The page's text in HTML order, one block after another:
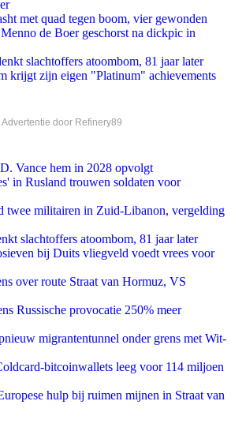
met quad tegen boom, vier gewonden
de Boer geschorst na dickpic in
slachtoffers atoombom, 81 jaar later
krijgt zijn eigen "Platinum" achievements
door Refinery89
Vance hem in 2028 opvolgt
in Rusland trouwen soldaten voor
twee militairen in Zuid-Libanon, vergelding
slachtoffers atoombom, 81 jaar later
bij Duits vliegveld voedt vrees voor
over route Straat van Hormuz, VS
Russische provocatie 250% meer
migrantentunnel onder grens met Wit-
bitcoinwallets leeg voor 114 miljoen
hulp bij ruimen mijnen in Straat van